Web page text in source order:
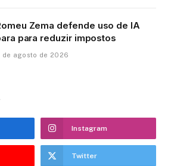
Zema defende uso de IA
para reduzir impostos
de agosto de 2026
Instagram
Twitter